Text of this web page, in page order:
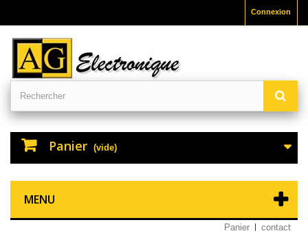
Connexion
Panier (vide)
MENU
Panier contact